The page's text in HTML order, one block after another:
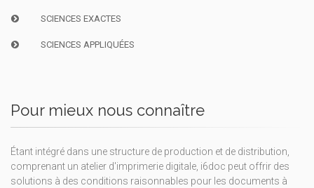
SCIENCES EXACTES
SCIENCES APPLIQUÉES
Pour mieux nous connaître
Étant intégré dans une structure de production et de distribution,
comprenant un atelier d'imprimerie digitale, i6doc peut offrir des
solutions à des conditions raisonnables pour les documents à